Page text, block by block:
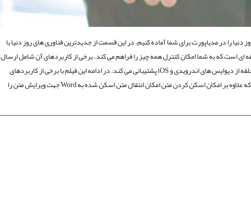
را در مدیاپورت برای شما آماده کنیم. در این قسمت از جدیدترین فناوری های روز دنیا با
است که به شما امکان کنترل همه چیز را فراهم می کند.برخی از کاربردهای آن شامل ارسال
پیام، کنترل وسایل خانگی و حتی پرداخت صورتحساب می باشد. این حلقه از دیوایس های اندرویدی و iOS پشتیبانی می کند. در ادامه این فیلم با برخی از کاربردهای
فناوری نانو آشنا می شوید و در نهایت با اسکنر دستی آشنا می شوید که علاوه بر امکان اسکن کردن متن امکان انتقال متن اسکن شده به Word جهت ویرایش متن را